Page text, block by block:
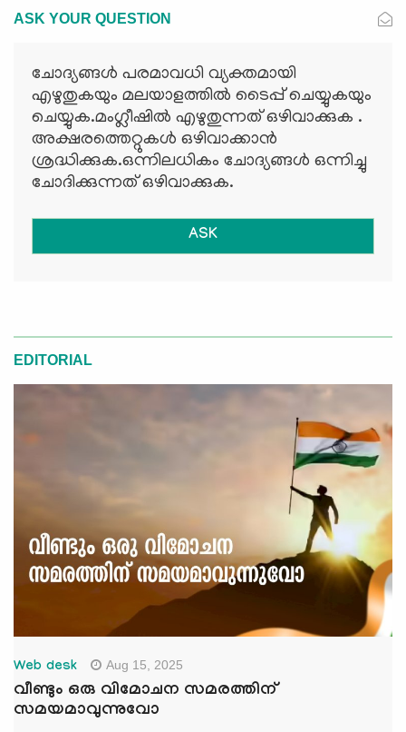
ASK YOUR QUESTION
ചോദ്യങ്ങള്‍ പരമാവധി വ്യക്തമായി
എഴുതുകയും മലയാളത്തില്‍ ടൈപ്പ് ചെയ്യുകയും
ചെയ്യുക.മംഗ്ലീഷില്‍ എഴുതുന്നത് ഒഴിവാക്കുക .
അക്ഷരത്തെറ്റുകള്‍ ഒഴിവാക്കാന്‍
ശ്രദ്ധിക്കുക.ഒന്നിലധികം ചോദ്യങ്ങള്‍ ഒന്നിച്ചു
ചോദിക്കുന്നത് ഒഴിവാക്കുക.
ASK
EDITORIAL
Web desk Aug 15, 2025
വീണ്ടും ഒരു വിമോചന സമരത്തിന്
സമയമാവുന്നുവോ